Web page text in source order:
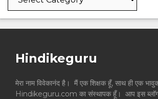
Hindikeguru
मेरा नाम विवेकानंद है। मैं एक शिक्षक हूँ, साथ ही एक
Hindikeguru.com का संस्थापक हूँ। आप इस